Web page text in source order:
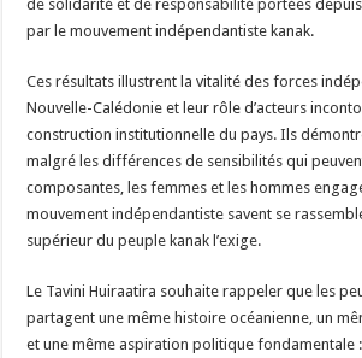
de solidarité et de responsabilité portées
par le mouvement indépendantiste kanak.
Ces résultats illustrent la vitalité des forces
Nouvelle-Calédonie et leur rôle d’acteurs
construction institutionnelle du pays. Ils
malgré les différences de sensibilités qui
composantes, les femmes et les hommes
mouvement indépendantiste savent se
supérieur du peuple kanak l’exige.
Le Tavini Huiraatira souhaite rappeler que les
partagent une même histoire océanienne, un
et une même aspiration politique fondamentale